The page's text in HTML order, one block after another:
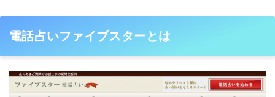
電話占いファイブスターとは